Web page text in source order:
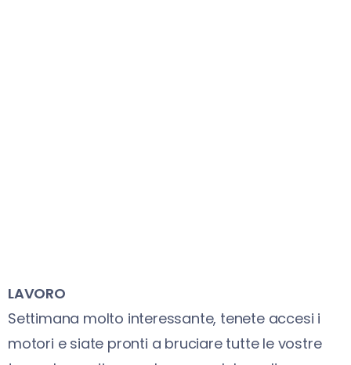
LAVORO
Settimana molto interessante, tenete accesi i
motori e siate pronti a bruciare tutte le vostre